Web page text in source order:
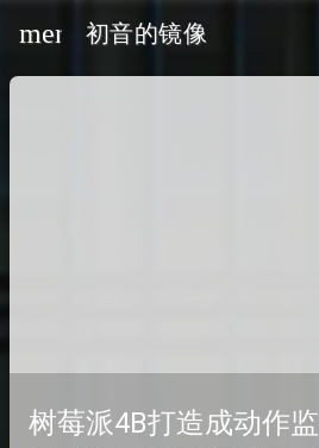
menu 初音的镜像
树莓派4B打造成动作监